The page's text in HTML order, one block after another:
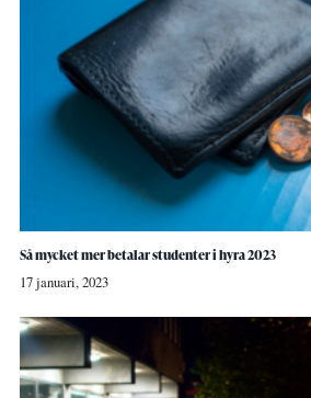
Så mycket mer betalar studenter i hyra 2023
17 januari, 2023